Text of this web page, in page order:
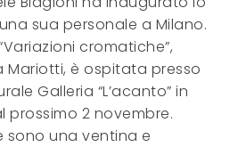
sua personale a Milano.
cromatiche”,
è ospitata presso
Galleria “L’acanto” in
prossimo 2 novembre.
sono una ventina e